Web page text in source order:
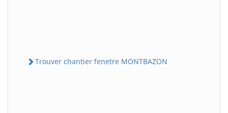
Trouver chantier fenetre MONTBAZON